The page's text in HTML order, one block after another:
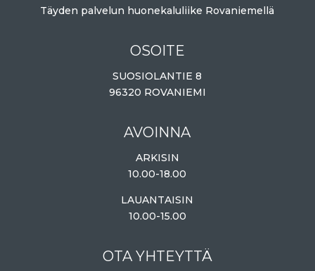
Täyden palvelun huonekaluliike Rovaniemellä
OSOITE
SUOSIOLANTIE 8
96320 ROVANIEMI
AVOINNA
ARKISIN
10.00-18.00
LAUANTAISIN
10.00-15.00
OTA YHTEYTTÄ